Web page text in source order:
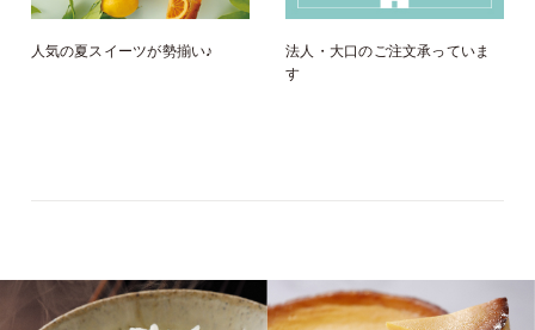
人気の夏スイーツが勢揃い♪
法人・大口のご注文承っていま
す